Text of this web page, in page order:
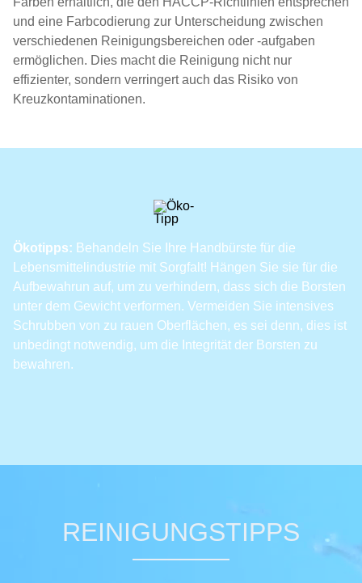
und eine Farbcodierung zur Unterscheidung zwischen
verschiedenen Reinigungsbereichen oder -aufgaben
ermöglichen. Dies macht die Reinigung nicht nur
effizienter, sondern verringert auch das Risiko von
Kreuzkontaminationen.
Ökotipps: Behandeln Sie Ihre Handbürste für die
Lebensmittelindustrie mit Sorgfalt! Hängen Sie sie für die
Aufbewahrun auf, um zu verhindern, dass sich die Borsten
unter dem Gewicht verformen. Vermeiden Sie intensives
Schrubben von zu rauen Oberflächen, es sei denn, dies ist
unbedingt notwendig, um die Integrität der Borsten zu
bewahren.
REINIGUNGSTIPPS